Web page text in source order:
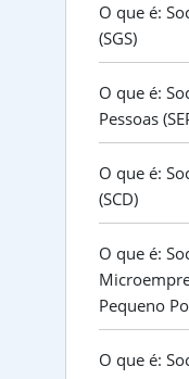
O que é:
(SGS)
O que é:
Pessoas
O que é:
(SCD)
O que é:
Pequeno
O que é: